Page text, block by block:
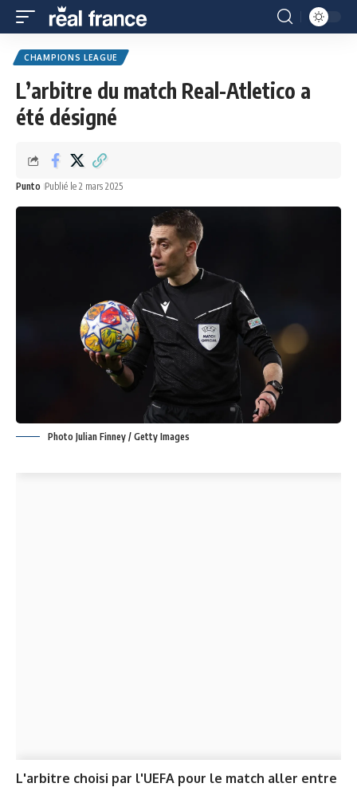
CHAMPIONS LEAGUE
L’arbitre du match Real-Atletico a
été désigné
Punto Publié le 2 mars 2025
Photo Julian Finney / Getty Images
L'arbitre choisi par l'UEFA pour le match aller entre